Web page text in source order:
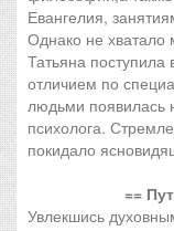
Евангелия,
Однако не хватало
Татьяна поступила
отличием по
людьми появилась
психолога.
покидало
==
Увлекшись